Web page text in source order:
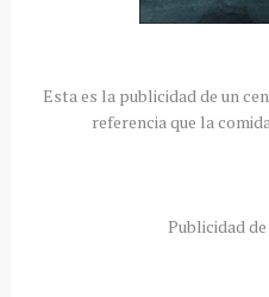
Esta es la publicidad de un
referencia que la
Publicidad